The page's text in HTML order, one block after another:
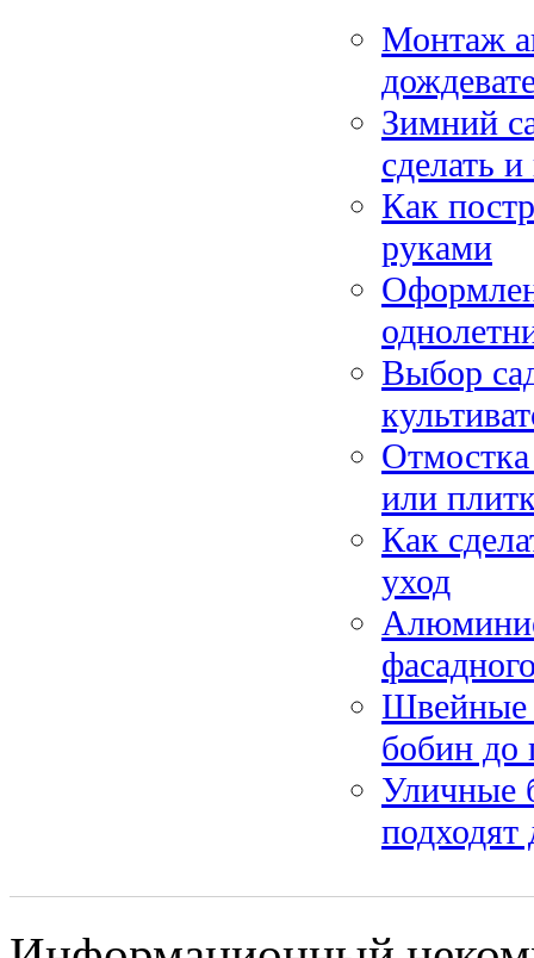
Монтаж
Зимний
сделать
Как
руками
Выбор
или
Как
уход
Швейные
бобин до
Уличные
подходят